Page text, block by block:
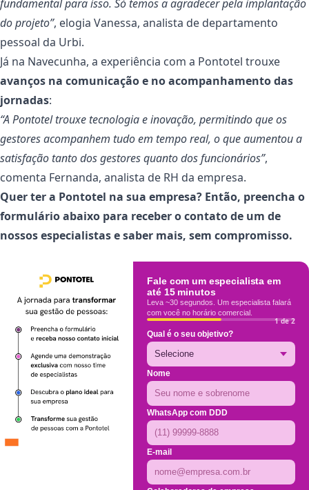
fundamental para isso. Só temos a agradecer pela implantação
do projeto”, elogia Vanessa, analista de departamento
pessoal da Urbi.
Já na Navecunha, a experiência com a Pontotel trouxe
avanços na comunicação e no acompanhamento das
jornadas:
“A Pontotel trouxe tecnologia e inovação, permitindo que os
gestores acompanhem tudo em tempo real, o que aumentou a
satisfação tanto dos gestores quanto dos funcionários”,
comenta Fernanda, analista de RH da empresa.
Quer ter a Pontotel na sua empresa? Então, preencha o
formulário abaixo para receber o contato de um de
nossos especialistas e saber mais, sem compromisso.
Fale com um especialista em
até 15 minutos
Leva ~30 segundos. Um especialista falará
com você no horário comercial.
1 de 2
Qual é o seu objetivo?
Nome
WhatsApp com DDD
E-mail